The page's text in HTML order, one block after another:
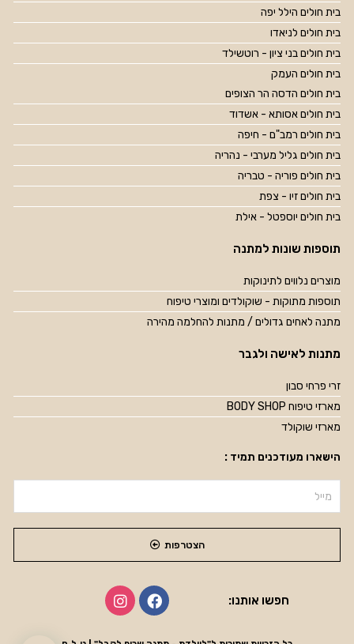
בית חולים הילל יפה
בית חולים לניאדו
בית חולים בני ציון - רוטשילד
בית חולים העמק
בית חולים הדסה הר הצופים
בית חולים אסותא - אשדוד
בית חולים רמב"ם - חיפה
בית חולים גליל מערבי - נהריה
בית חולים פוריה - טבריה
בית חולים זיו - צפת
בית חולים יוספטל - אילת
תוספות שונות למתנה
מוצרים נלווים לתינוקות
תוספות מתוקות - שוקולדים ומוצרי טיפוח
מתנה לאחים גדולים / מתנות להחלמה מהירה
מתנות לאישה ולגבר
זרי פרחי סבון
מארזי טיפוח BODY SHOP
מארזי שוקולד
הישארו מעודכנים תמיד :
הצטרפות
חפשו אותנו: